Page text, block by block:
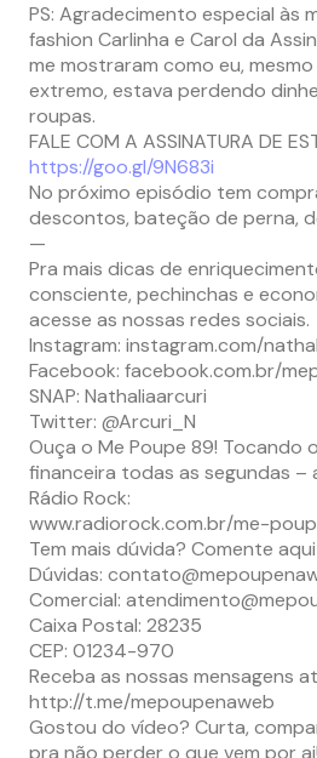
PS: Agradecimento especial às
fashion Carlinha e Carol da
me mostraram como eu,
extremo, estava perdendo
roupas.
FALE COM A ASSINATURA DE
https://goo.gl/9N683i
No próximo episódio tem
descontos, bateção de perna,
—
Pra mais dicas de
consciente, pechinchas e
acesse as nossas redes sociais.
Instagram: instagram.com/
Facebook: facebook.com.br/
SNAP: Nathaliaarcuri
Twitter: @Arcuri_N
Ouça o Me Poupe 89! Tocando
financeira todas as segundas –
Rádio Rock:
www.radiorock.com.br/me-
Tem mais dúvida? Comente
Dúvidas:
Comercial:
Caixa Postal: 28235
CEP: 01234-970
Receba as nossas mensagens
http://t.me/mepoupenaweb
Gostou do vídeo? Curta,